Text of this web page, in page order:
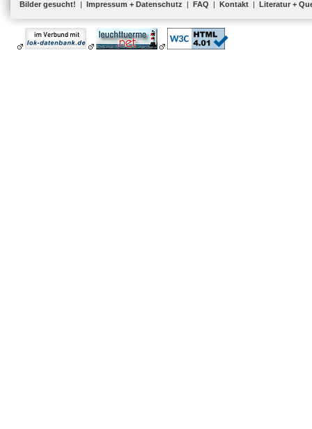
Bilder gesucht! | Impressum + Datenschutz | FAQ | Kontakt | Literatur +